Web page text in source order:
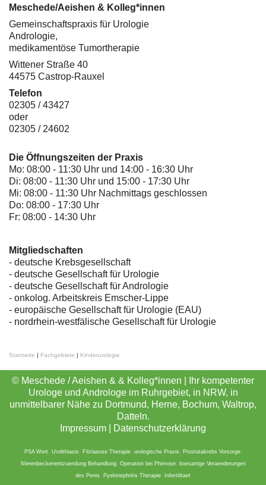
Meschede/Aeishen & Kolleg*innen
Gemeinschaftspraxis für Urologie
Andrologie,
medikamentöse Tumortherapie
Wittener Straße 40
44575 Castrop-Rauxel
Telefon
02305 / 43427
oder
02305 / 24602
Die Öffnungszeiten der Praxis
Mo: 08:00 - 11:30 Uhr und 14:00 - 16:30 Uhr
Di: 08:00 - 11:30 Uhr und 15:00 - 17:30 Uhr
Mi: 08:00 - 11:30 Uhr Nachmittags geschlossen
Do: 08:00 - 17:30 Uhr
Fr: 08:00 - 14:30 Uhr
Mitgliedschaften
- deutsche Krebsgesellschaft
- deutsche Gesellschaft für Urologie
- deutsche Gesellschaft für Andrologie
- onkolog. Arbeitskreis Emscher-Lippe
- europäische Gesellschaft für Urologie (EAU)
- nordrhein-westfälische Gesellschaft für Urologie
Startseite | Fachgebiete | Kinderurologie
© Meschede / Aeishen & & Kolleg*innen | Ihr kompetenter
Urologe und Androloge im Ruhrgebiet, in NRW, in
unmittelbarer Nähe zu Dortmund, Herne, Bochum, Waltrop,
Datteln.
Impressum
Datenschutzerklärung
PSA Wert, Urolithiasis Filzlaeuse Therapie, urologische Praxis Prostatakrebs Vorsorge,
Nierenbeckenentzuendung Behandlung, Operation bei Phimose,
boesartige Veraenderungen
des Penis
Pyelonephritis Therapie Infertilitaet